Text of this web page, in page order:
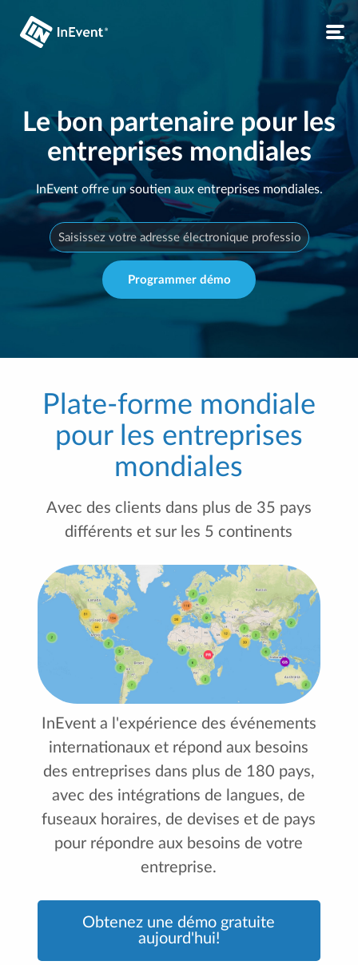
Le bon partenaire pour les
entreprises mondiales
InEvent offre un soutien aux entreprises mondiales.
Programmer démo
Plate-forme mondiale
pour les entreprises
mondiales
Avec des clients dans plus de 35 pays
différents et sur les 5 continents
InEvent a l'expérience des événements
internationaux et répond aux besoins
des entreprises dans plus de 180 pays,
avec des intégrations de langues, de
fuseaux horaires, de devises et de pays
pour répondre aux besoins de votre
entreprise.
Obtenez une démo gratuite
aujourd'hui!